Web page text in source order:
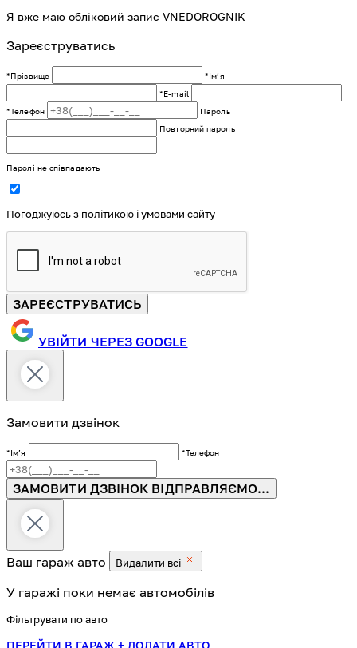
Я вже маю обліковий запис VNEDOROGNIK
Зареєструватись
*Прізвище
*Імʼя
*E-mail
*Телефон
Пароль
Повторний пароль
Паролі не співпадають
Погоджуюсь з політикою і умовами сайту
ЗАРЕЄСТРУВАТИСЬ
УВІЙТИ ЧЕРЕЗ GOOGLE
Замовити дзвінок
*Імʼя *Телефон
ЗАМОВИТИ ДЗВІНОК ВІДПРАВЛЯЄМО...
Ваш гараж авто Видалити всі
У гаражі поки немає автомобілів
Фільтрувати по авто
ПЕРЕЙТИ В ГАРАЖ + ДОДАТИ АВТО